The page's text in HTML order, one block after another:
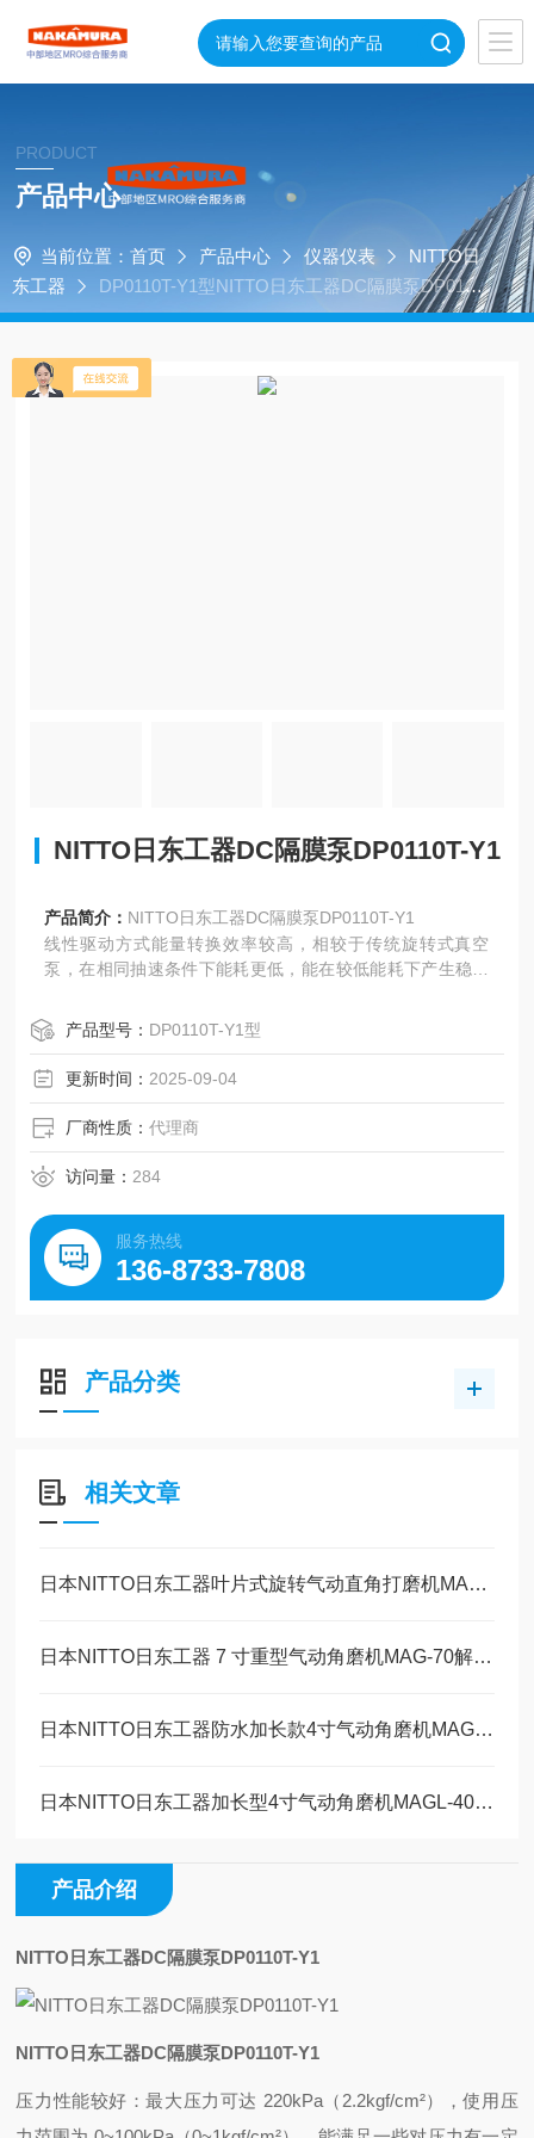
PRODUCT
产品中心
当前位置： 首页 产品中心 仪器仪表
NITTO日
东工器
DP0110T-Y1型NITTO日东工器DC隔膜泵DP0110
T-Y1
NITTO日东工器DC隔膜泵DP0110T-Y1
产品简介： NITTO日东工器DC隔膜泵DP0110T-Y1
线性驱动方式能量转换效率较高，相较于传统旋转式真空
泵，在相同抽速条件下能耗更低，能在较低能耗下产生稳定
产品型号： DP0110T-Y1型
更新时间： 2025-09-04
厂商性质：代理商
访问量： 284
服务热线
136-8733-7808
产品分类
相关文章
日本NITTO日东工器叶片式旋转气动直角打磨机MAS-20B工作原理
日本NITTO日东工器 7 寸重型气动角磨机MAG-70解决方案
日本NITTO日东工器防水加长款4寸气动角磨机MAGW-40维修保养
日本NITTO日东工器加长型4寸气动角磨机MAGL-40技术参数
产品介绍
NITTO日东工器DC隔膜泵DP0110T-Y1
NITTO日东工器DC隔膜泵DP0110T-Y1
压力性能较好：最大压力可达 220kPa（2.2kgf/cm²），使用压